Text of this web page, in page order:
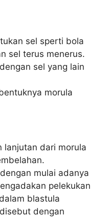
sel sperti bola
sel terus menerus.
sel yang lain
morula
lanjutan dari morula
mulai adanya
pelekukan
blastula
dengan